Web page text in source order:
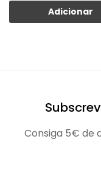
Adicionar
Consiga 5€ de